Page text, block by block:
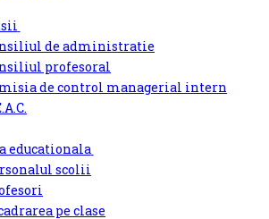
de administratie
profesoral
de control managerial intern
educationala
scolii
pe clase